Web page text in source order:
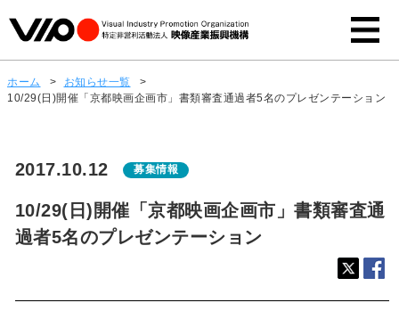
ホーム > お知らせ一覧
>
10/29(日)開催「京都映画企画市」書類審査通過者5名のプレゼンテーション
2017.10.12 募集情報
10/29(日)開催「京都映画企画市」書類審査通
過者5名のプレゼンテーション